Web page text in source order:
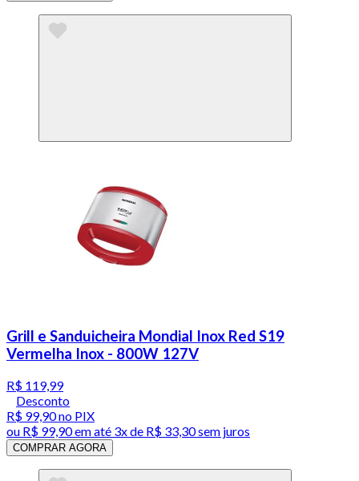
Grill e Sanduicheira Mondial Inox Red S19
Vermelha Inox - 800W 127V
R$ 119,99
Desconto
R$ 99,90no PIX
ou R$ 99,90em até 3x de R$ 33,30 sem juros
COMPRAR AGORA